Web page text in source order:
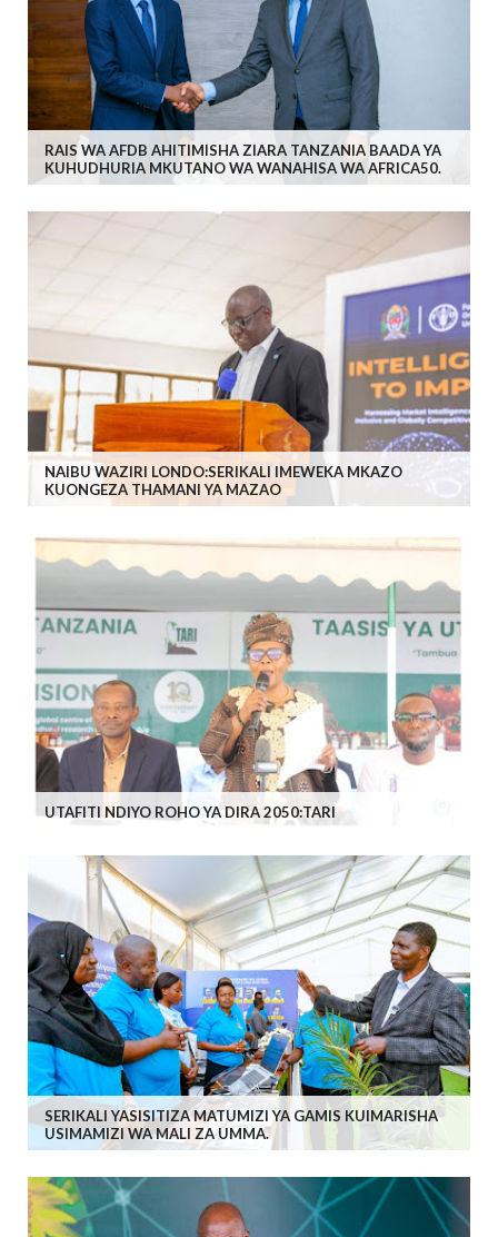
RAIS WA AFDB AHITIMISHA ZIARA TANZANIA BAADA YA
KUHUDHURIA MKUTANO WA WANAHISA WA AFRICA50.
NAIBU WAZIRI LONDO:SERIKALI IMEWEKA MKAZO
KUONGEZA THAMANI YA MAZAO
UTAFITI NDIYO ROHO YA DIRA 2050:TARI
SERIKALI YASISITIZA MATUMIZI YA GAMIS KUIMARISHA
USIMAMIZI WA MALI ZA UMMA.